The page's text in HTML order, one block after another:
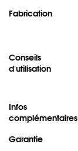
Fabrication
Conseils
d'utilisation
Infos
complémentaires
Garantie